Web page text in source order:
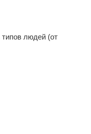
людей (от